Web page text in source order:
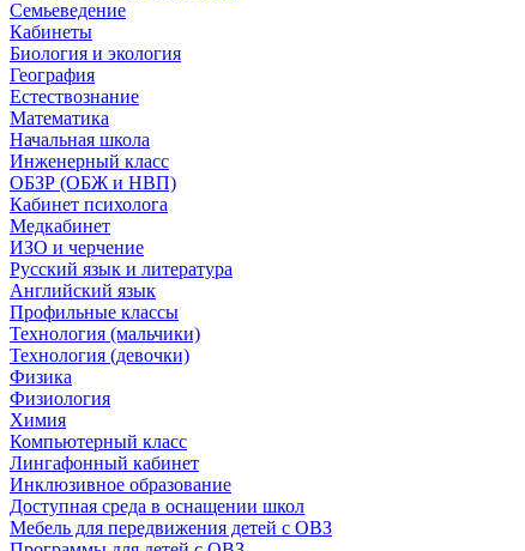
Семьеведение
Кабинеты
Биология и экология
География
Естествознание
Математика
Начальная школа
Инженерный класс
ОБЗР (ОБЖ и НВП)
Кабинет психолога
Медкабинет
ИЗО и черчение
Русский язык и литература
Английский язык
Профильные классы
Технология (мальчики)
Технология (девочки)
Физика
Физиология
Химия
Компьютерный класс
Лингафонный кабинет
Инклюзивное образование
Доступная среда в оснащении школ
Мебель для передвижения детей с ОВЗ